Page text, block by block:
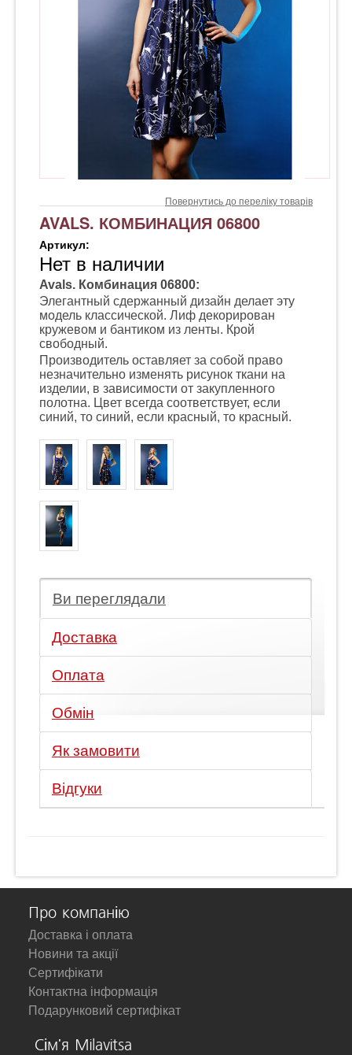
Повернутись до переліку товарів
AVALS. КОМБИНАЦИЯ 06800
Артикул:
Нет в наличии
Avals. Комбинация 06800:
Элегантный сдержанный дизайн делает эту
модель классической. Лиф декорирован
кружевом и бантиком из ленты. Крой
свободный.
Производитель оставляет за собой право
незначительно изменять рисунок ткани на
изделии, в зависимости от закупленного
полотна. Цвет всегда соответствует, если
синий, то синий, если красный, то красный.
Ви переглядали
Доставка
Оплата
Обмін
Як замовити
Відгуки
Про компанію
Доставка і оплата
Новини та акції
Сертифікати
Контактна інформація
Подарунковий сертифікат
Сім'я Milavitsa